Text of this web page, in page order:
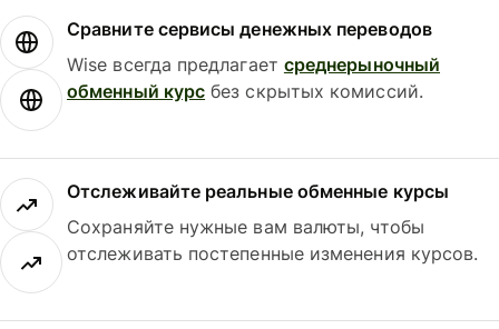
Сравните сервисы денежных переводов
Wise всегда предлагает среднерыночный
обменный курс без скрытых комиссий.
Отслеживайте реальные обменные курсы
Сохраняйте нужные вам валюты, чтобы
отслеживать постепенные изменения курсов.